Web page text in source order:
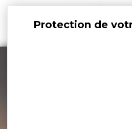
Panneau de gestion des cookies